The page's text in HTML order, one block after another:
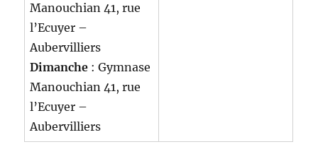
Manouchian 41, rue
l’Ecuyer –
Aubervilliers
Dimanche : Gymnase
Manouchian 41, rue
l’Ecuyer –
Aubervilliers